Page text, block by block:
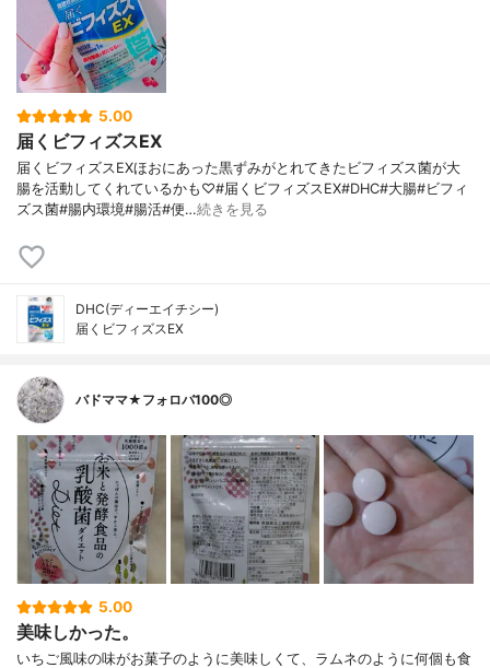
5.00
届くビフィズスEX
届くビフィズスEXほおにあった黒ずみがとれてきたビフィズス菌が大
腸を活動してくれているかも♡#届くビフィズスEX#DHC#大腸#ビフィ
ズス菌#腸内環境#腸活#便…続きを見る
DHC(ディーエイチシー)
届くビフィズスEX
バドママ★フォロバ100◎
5.00
美味しかった。
いちご風味の味がお菓子のように美味しくて、ラムネのように何個も食